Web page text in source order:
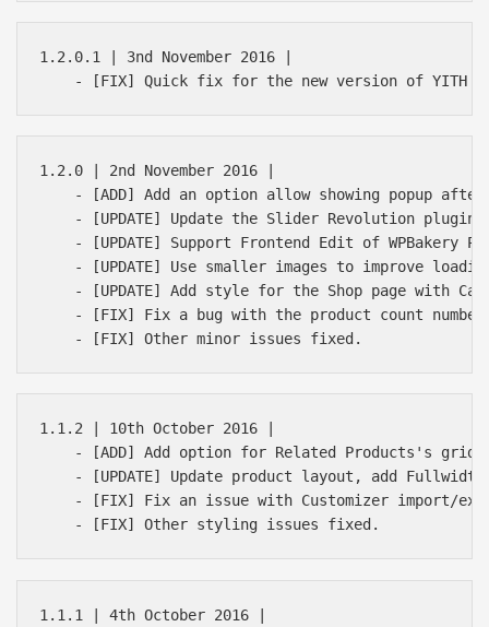
1.2.0.1 | 3nd November 2016 |
1.2.0 | 2nd November 2016 |
- [ADD] Add an option allow showing popup
- [UPDATE] Update the Slider Revolution plugin
- [UPDATE] Support Frontend Edit of WPBakery
- [UPDATE] Use smaller images to improve
- [UPDATE] Add style for the Shop page with
- [FIX] Fix a bug with the product count
1.1.2 | 10th October 2016 |
- [ADD] Add option for Related Products's grid
- [UPDATE] Update product layout, add
- [FIX] Fix an issue with Customizer import/
1.1.1 | 4th October 2016 |